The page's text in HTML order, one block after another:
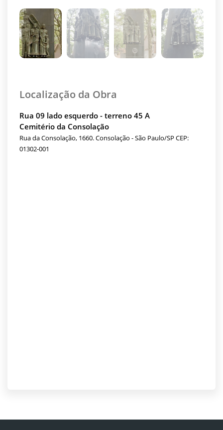
Localização da Obra
Rua 09 lado esquerdo - terreno 45 A
Cemitério da Consolação
Rua da Consolação, 1660. Consolação - São Paulo/SP CEP:
01302-001